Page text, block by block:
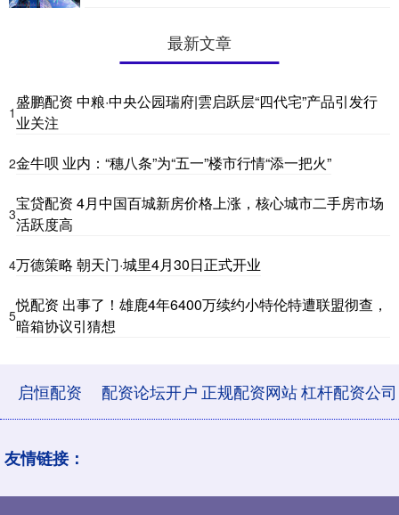
最新文章
1
盛鹏配资 中粮·中央公园瑞府|雲启跃层“四代宅”产品引发行
业关注
2金牛呗 业内：“穗八条”为“五一”楼市行情“添一把火”
3
宝贷配资 4月中国百城新房价格上涨，核心城市二手房市场
活跃度高
4万德策略 朝天门·城里4月30日正式开业
5
悦配资 出事了！雄鹿4年6400万续约小特伦特遭联盟彻查，
暗箱协议引猜想
启恒配资 配资论坛开户 正规配资网站杠杆配资公司
友情链接：